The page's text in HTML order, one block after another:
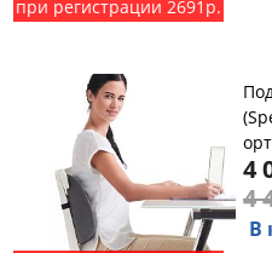
при регистрации 2691р.
4
4
В